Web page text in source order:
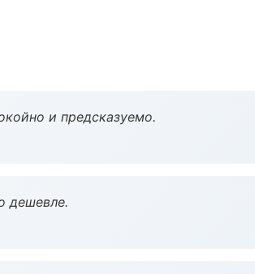
и предсказуемо.
дешевле.